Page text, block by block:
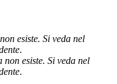
esiste. Si veda nel
.
non esiste. Si veda nel
.